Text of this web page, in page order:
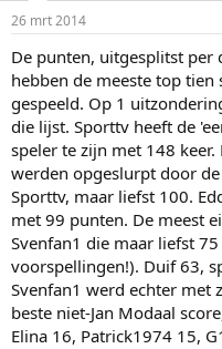
s
26 mrt 2014
De punten, uitgesplitst per
hebben de meeste top tien
gespeeld. Op 1
die lijst. Sporttv heeft de
speler te zijn met 148 keer.
werden opgeslurpt door de
Sporttv, maar liefst 100.
met 99 punten. De meest
Svenfan1 die maar liefst
voorspellingen!). Duif 63,
Svenfan1 werd echter met
beste niet-Jan Modaal
Elina 16, Patrick1974 15,